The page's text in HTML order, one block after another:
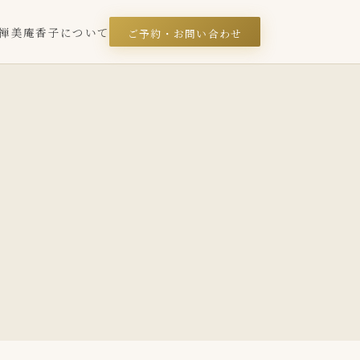
美庵香子について ご予約・お問い合わせ